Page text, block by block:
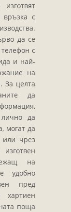
връзка с
да се
с
и най-
на
За целта
да
да
могат да
или чрез
на
удобно
пред
хартиен
поща